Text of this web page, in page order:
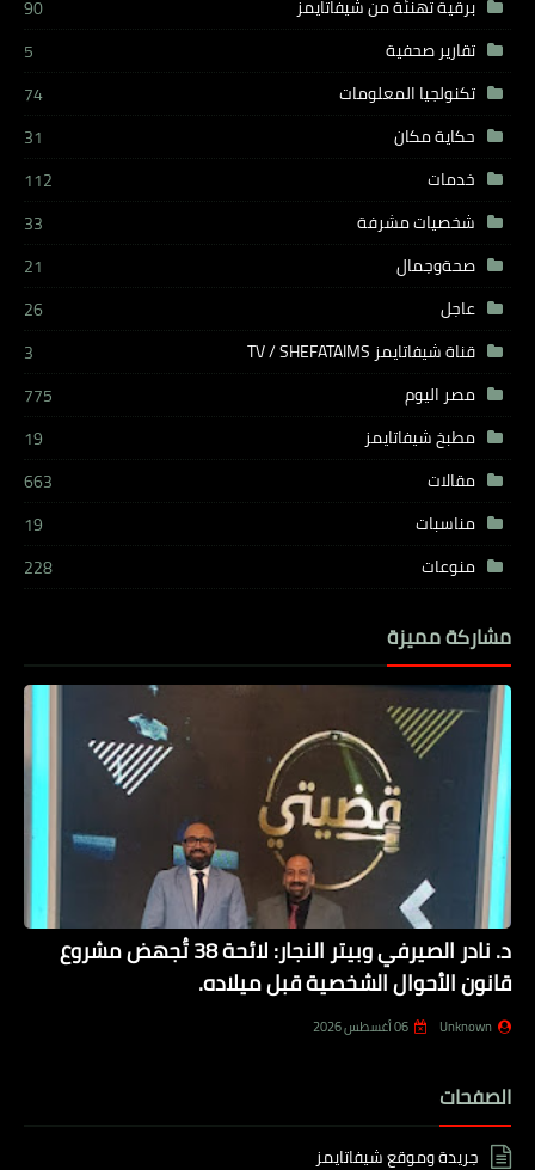
برقية تهنئة من شيفاتايمز
90
تقارير صحفية
5
تكنولجيا المعلومات
74
حكاية مكان
31
خدمات
112
شخصيات مشرفة
33
صحةوجمال
21
عاجل
26
قناة شيفاتايمز TV / SHEFATAIMS
3
مصر اليوم
775
مطبخ شيفاتايمز
19
مقالات
663
مناسبات
19
منوعات
228
مشاركة مميزة
د. نادر الصيرفي وبيتر النجار: لائحة 38 تُجهض مشروع
قانون الأحوال الشخصية قبل ميلاده.
Unknown 06 أغسطس 2026
الصفحات
جريدة وموقع شيفاتايمز